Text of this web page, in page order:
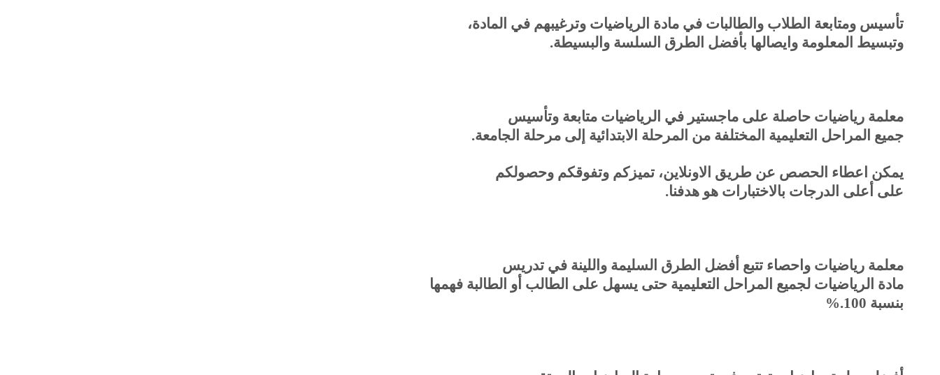
تأسيس ومتابعة الطلاب والطالبات في مادة الرياضيات وترغيبهم في المادة،
وتبسيط المعلومة وايصالها بأفضل الطرق السلسة والبسيطة.
معلمة رياضيات حاصلة على ماجستير في الرياضيات متابعة وتأسيس
جميع المراحل التعليمية المختلفة من المرحلة الابتدائية إلى مرحلة الجامعة.
يمكن اعطاء الحصص عن طريق الاونلاين، تميزكم وتفوقكم وحصولكم
على أعلى الدرجات بالاختبارات هو هدفنا.
معلمة رياضيات واحصاء تتبع أفضل الطرق السليمة واللينة في تدريس
مادة الرياضيات لجميع المراحل التعليمية حتى يسهل على الطالب أو الطالبة فهمها
بنسبة 100
%.